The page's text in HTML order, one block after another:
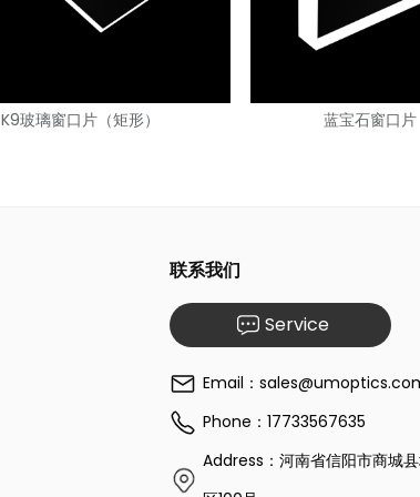
K9玻璃窗口片（矩形） 蓝宝石窗口片
联系我们
Service
Email：
Phone：17733567635
Address：河南省信阳市商城